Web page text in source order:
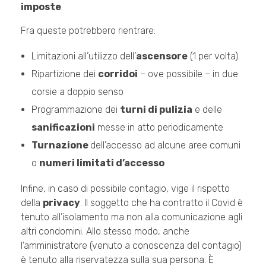
imposte
Fra queste potrebbero rientrare:
Limitazioni all’utilizzo dell’ascensore(1 per volta)
Ripartizione dei corridoi – ove possibile – in due
corsie a doppio senso
Programmazione dei turni di pulizia e delle
sanificazioni messe in atto periodicamente
Turnazione dell’accesso ad alcune aree comuni
o numeri limitati d’accesso
Infine, in caso di possibile contagio, vige il rispetto
della privacy . Il soggetto che ha contratto il Covid è
tenuto all’isolamento ma non alla comunicazione agli
altri condomini. Allo stesso modo, anche
l’amministratore (venuto a conoscenza del contagio)
è tenuto alla riservatezza sulla sua persona. È